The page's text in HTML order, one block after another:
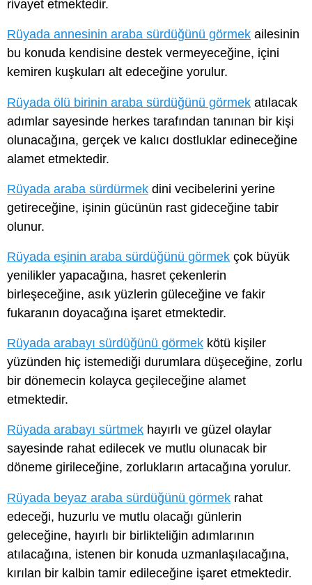
rivayet etmektedir.
Rüyada annesinin araba sürdüğünü görmek ailesinin
bu konuda kendisine destek vermeyeceğine, içini
kemiren kuşkuları alt edeceğine yorulur.
Rüyada ölü birinin araba sürdüğünü görmek atılacak
adımlar sayesinde herkes tarafından tanınan bir kişi
olunacağına, gerçek ve kalıcı dostluklar edineceğine
alamet etmektedir.
Rüyada araba sürdürmek dini vecibelerini yerine
getireceğine, işinin gücünün rast gideceğine tabir
olunur.
Rüyada eşinin araba sürdüğünü görmek çok büyük
yenilikler yapacağına, hasret çekenlerin
birleşeceğine, asık yüzlerin güleceğine ve fakir
fukaranın doyacağına işaret etmektedir.
Rüyada arabayı sürdüğünü görmek kötü kişiler
yüzünden hiç istemediği durumlara düşeceğine, zorlu
bir dönemecin kolayca geçileceğine alamet
etmektedir.
Rüyada arabayı sürtmek hayırlı ve güzel olaylar
sayesinde rahat edilecek ve mutlu olunacak bir
döneme girileceğine, zorlukların artacağına yorulur.
Rüyada beyaz araba sürdüğünü görmek rahat
edeceği, huzurlu ve mutlu olacağı günlerin
geleceğine, hayırlı bir birlikteliğin adımlarının
atılacağına, istenen bir konuda uzmanlaşılacağına,
kırılan bir kalbin tamir edileceğine işaret etmektedir.